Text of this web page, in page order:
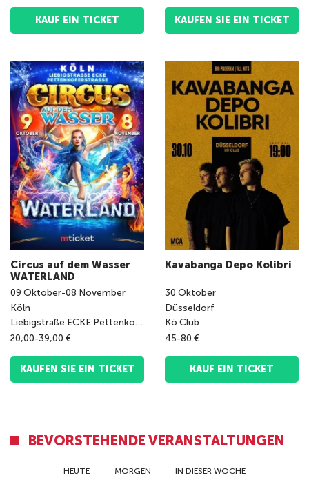
KAUF EIN TICKET KAUFEN SIE EIN TICKET
Circus auf dem Wasser
WATERLAND
09 Oktober-08 November
Köln
Liebigstraße ECKE Pettenkoferstraße
20,00-39,00 €
KAUFEN SIE EIN TICKET
Kavabanga Depo Kolibri
30 Oktober
Düsseldorf
Kö Club
45-80 €
KAUF EIN TICKET
BEVORSTEHENDE VERANSTALTUNGEN
HEUTE MORGEN IN DIESER WOCHE